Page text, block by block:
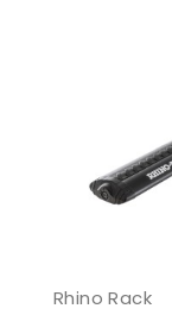
Rhino Rack